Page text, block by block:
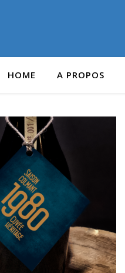
HOME A PROPOS